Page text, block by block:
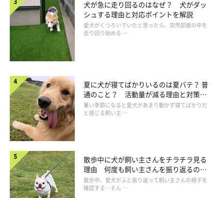
目立たせましょう。
比較的暗い夜道では、それ自体が光るタイプのアイテムを活用す
るとよいでしょう。光る首輪やリードを使ったり、発行するアク
セサリーをワンちゃんに付けて、ワンちゃんの存在をアピールし
ましょう！
犬が急に走り回るのはなぜ？ 犬がダッ
シュする理由と対応ポイントを解説
愛犬がくつろいでいたと思ったら、突然部屋の中を
走り回り始める …
夏に犬が寝てばかりいるのは夏バテ？ 普
通のこと？ 活動量が減る理由と対策と
は
暑い季節になると愛犬があまり動かず寝てばかりだ
と感じる飼い主 …
散歩中に犬が飼い主さんをチラチラ見る
理由 何度も飼い主さんを振り返るのは
なぜ？
散歩中、愛犬がふと振り返って飼い主さんの様子を
確認する…そん …